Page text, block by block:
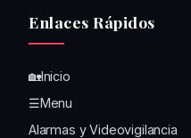
Enlaces Rápidos
🏡Inicio
☰Menu
Alarmas y Videovigilancia